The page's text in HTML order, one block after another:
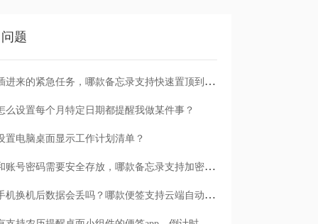
题
临时插进来的紧急任务，哪款备忘录支持快速置顶到清单首位？
么设置每个月特定日期都提醒我做某件事？
置电脑桌面显示工作计划清单？
日记和账号密码需要安全存放，哪款备忘录支持加密保护？
安卓手机换机后数据会丢吗？哪款便签支持云端自动备份？